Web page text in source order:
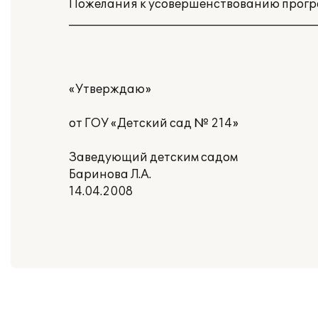
Пожелания к усовершенствованию
«Утверждаю»
от ГОУ «Детский сад № 214»
Заведующий детским садом
Баринова Л.А.
14.04.2008